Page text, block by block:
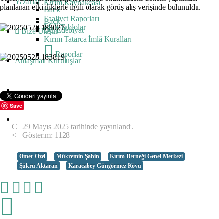
Back
Faaliyet Raporları
Mali Tablolar
Kırım Kaynakçası
Back
Dil-Edebiyat
Kırım Tatarca İmlâ Kuralları
Raporlar
Yazarlar
Bize Ulaşın
Anlaşmalı Kuruluşlar
planlanan etkinliklerle ilgili olarak görüş alış verişinde bulunuldu.
Save
29 Mayıs 2025 tarihinde yayınlandı.
Gösterim: 1128
Ömer Özel Mükremin Şahin
Kırım Derneği Genel Merkezi
Şükrü Aktaran
Karacabey Güngörmez Köyü